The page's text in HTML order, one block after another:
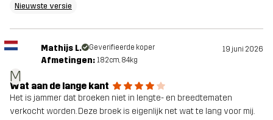
Nieuwste versie
M
Mathijs L. Geverifieerde koper 19 juni 2026
Afmetingen: 182cm, 84kg
Wat aan de lange kant
Het is jammer dat broeken niet in lengte- en breedtematen
verkocht worden. Deze broek is eigenlijk net wat te lang voor mij.